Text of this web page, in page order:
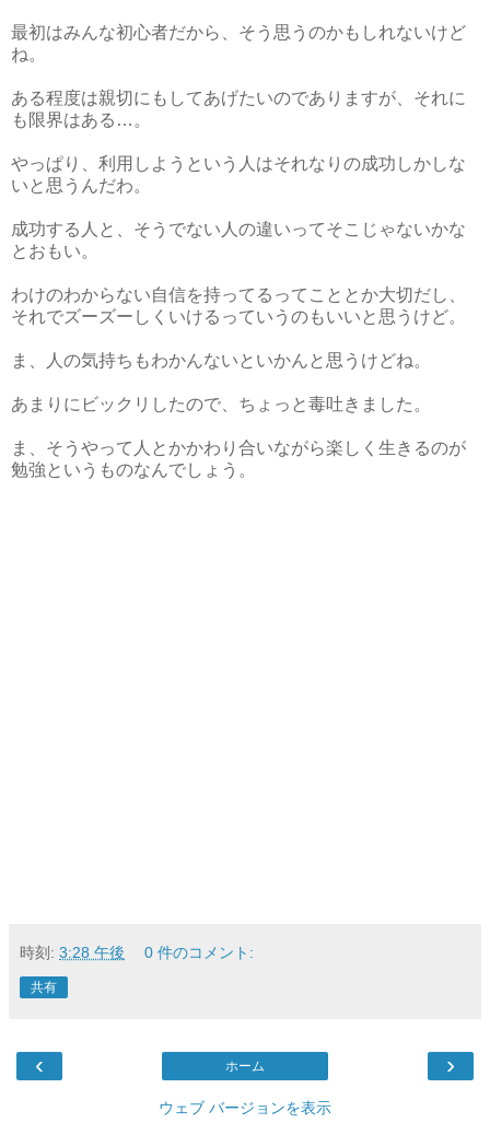
最初はみんな初心者だから、そう思うのかもしれないけど
ね。
ある程度は親切にもしてあげたいのでありますが、それに
も限界はある…。
やっぱり、利用しようという人はそれなりの成功しかしな
いと思うんだわ。
成功する人と、そうでない人の違いってそこじゃないかな
とおもい。
わけのわからない自信を持ってるってこととか大切だし、
それでズーズーしくいけるっていうのもいいと思うけど。
ま、人の気持ちもわかんないといかんと思うけどね。
あまりにビックリしたので、ちょっと毒吐きました。
ま、そうやって人とかかわり合いながら楽しく生きるのが
勉強というものなんでしょう。
時刻: 3:28 午後 0 件のコメント:
共有
‹ ›
ホーム
ウェブ バージョンを表示